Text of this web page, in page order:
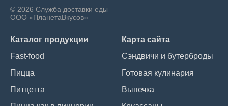
© 2026 Служба доставки еды
ООО «ПланетаВкусов»
Каталог продукции
Fast-food
Пицца
Питцетта
Карта сайта
Сэндвичи и бутерброды
Готовая кулинария
Выпечка